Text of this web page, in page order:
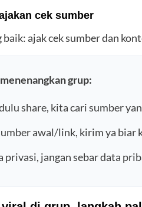
cek sumber
baik: ajak cek sumber dan
grup:
share, kita cari sumber
awal/link, kirim ya biar
privasi, jangan sebar data